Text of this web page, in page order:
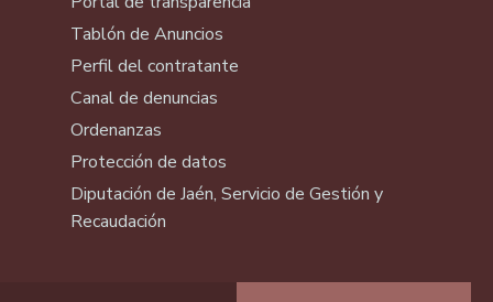
Tablón de Anuncios
Perfil del contratante
Canal de denuncias
Ordenanzas
Protección de datos
Diputación de Jaén, Servicio de Gestión y
Recaudación